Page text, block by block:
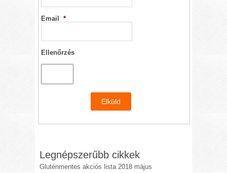
Email *
Ellenőrzés
Legnépszerűbb cikkek
Gluténmentes akciós lista 2018 május